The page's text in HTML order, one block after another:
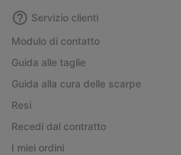
Servizio clienti
Modulo di contatto
Guida alle taglie
Guida alla cura delle scarpe
Resi
Recedi dal contratto
I miei ordini